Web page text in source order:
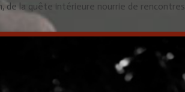
de la quête intérieure nourrie de